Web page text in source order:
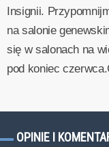
Insignii.
na salonie
się w salonach na
pod koniec
OPINIE I